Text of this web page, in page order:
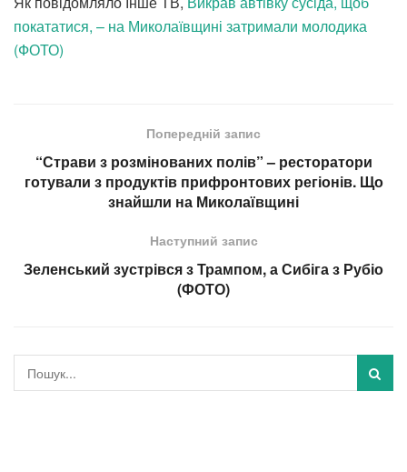
покататися, – на Миколаївщині затримали молодика
(ФОТО)
Попередній запис
“Страви з розмінованих полів” – ресторатори
готували з продуктів прифронтових регіонів. Що
знайшли на Миколаївщині
Наступний запис
Зеленський зустрівся з Трампом, а Сибіга з Рубіо
(ФОТО)